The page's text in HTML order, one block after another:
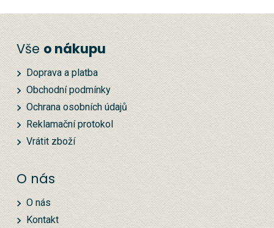
Vše o nákupu
Doprava a platba
Obchodní podmínky
Ochrana osobních údajů
Reklamační protokol
Vrátit zboží
O nás
O nás
Kontakt